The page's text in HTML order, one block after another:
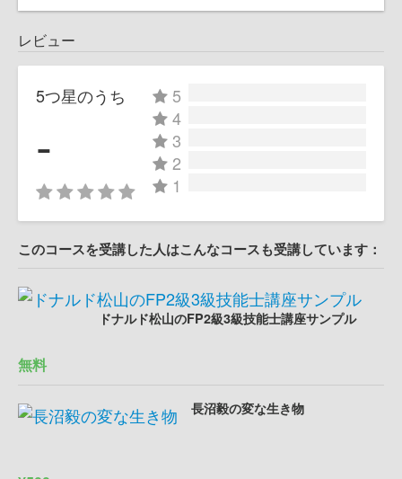
レビュー
5つ星のうち
-
5
4
3
2
1
このコースを受講した人はこんなコースも受講しています：
ドナルド松山のFP2級3級技能士講座サンプル
無料
長沼毅の変な生き物